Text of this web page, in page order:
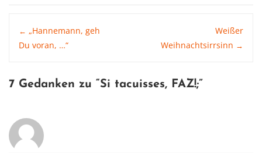
Post
← „Hannemann, geh
Du voran, …“
Weißer
Weihnachtsirrsinn →
7 Gedanken zu “Si tacuisses, FAZ!;”